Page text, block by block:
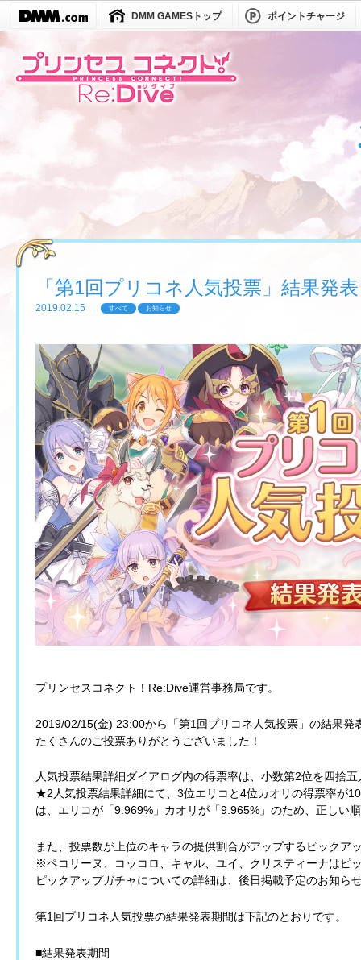
DMM GAMESトップ ポイントチャージ
「第1回プリコネ人気投票」結果発
2019.02.15 すべて お知らせ
プリンセスコネクト！Re:Dive運営事務局です。
2019/02/15(金) 23:00から「第1回プリコネ人気投票」の結果発
たくさんのご投票ありがとうございました！
人気投票結果詳細ダイアログ内の得票率は、小数第2位を四捨
★2人気投票結果詳細にて、3位エリコと4位カオリの得票率が
は、エリコが「9.969%」カオリが「9.965%」のため、正しい
また、投票数が上位のキャラの提供割合がアップするピックア
※ペコリーヌ、コッコロ、キャル、ユイ、クリスティーナはピ
ピックアップガチャについての詳細は、後日掲載予定のお知ら
第1回プリコネ人気投票の結果発表期間は下記のとおりです。
■結果発表期間